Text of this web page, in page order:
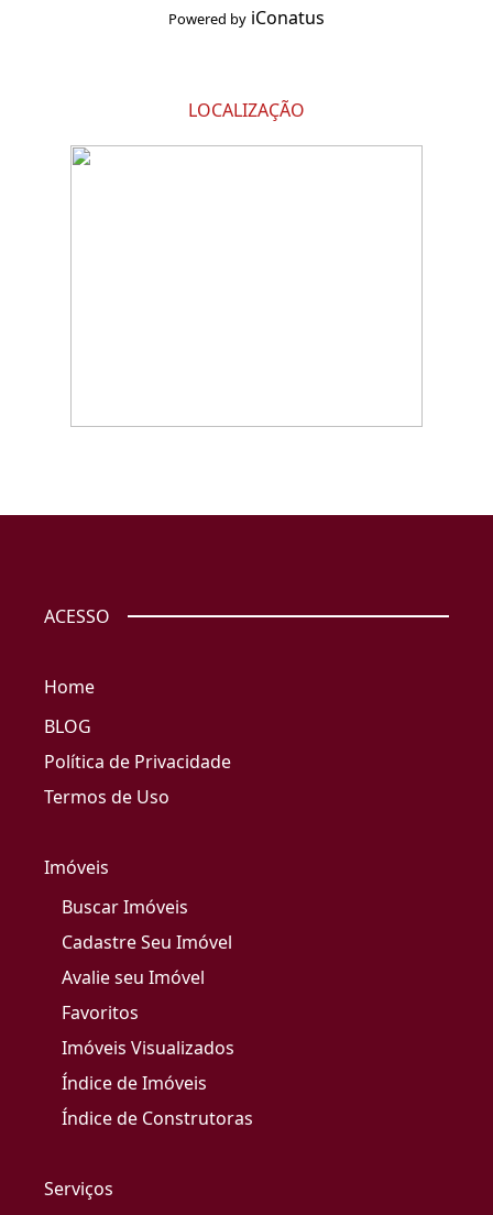
Powered by iConatus
LOCALIZAÇÃO
ACESSO
Home
BLOG
Política de Privacidade
Termos de Uso
Imóveis
Buscar Imóveis
Cadastre Seu Imóvel
Avalie seu Imóvel
Favoritos
Imóveis Visualizados
Índice de Imóveis
Índice de Construtoras
Serviços